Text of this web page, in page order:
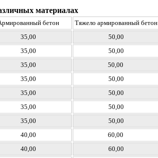
материалах
бетон
Тяжело армированный бетон
35,00
50,00
35,00
50,00
35,00
50,00
35,00
50,00
35,00
50,00
35,00
50,00
35,00
50,00
40,00
60,00
40,00
60,00